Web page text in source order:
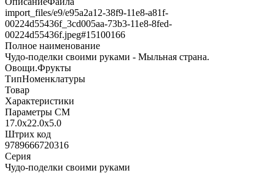
import_files/e9/e95a2a12-38f9-11e8-a81f-
00224d55436f_3cd005aa-73b3-11e8-8fed-
00224d55436f.jpeg#15100166
Полное наименование
Чудо-поделки своими руками - Мыльная страна.
Овощи.Фрукты
ТипНоменклатуры
Товар
Характеристики
Параметры СМ
17.0x22.0x5.0
Штрих код
9789666720316
Серия
Чудо-поделки своими руками